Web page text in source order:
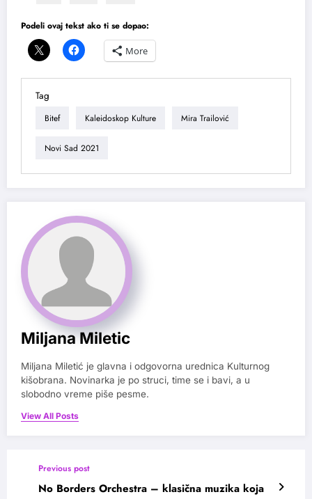
Podeli ovaj tekst ako ti se dopao:
More
Tag
Bitef Kaleidoskop Kulture Mira Trailović
Novi Sad 2021
Miljana Miletic
Miljana Miletić je glavna i odgovorna urednica Kulturnog
kišobrana. Novinarka je po struci, time se i bavi, a u
slobodno vreme piše pesme.
View All Posts
Previous post
No Borders Orchestra – klasična muzika koja